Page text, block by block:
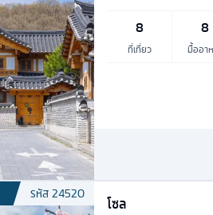
8
ที่เที่ยว
8
มื้ออา
รหัส24520
โซล